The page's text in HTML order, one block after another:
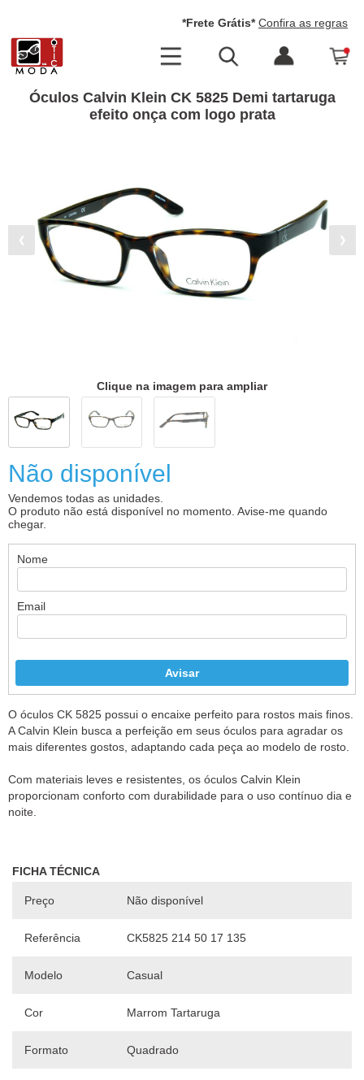
*Frete Grátis* Confira as regras
Óculos Calvin Klein CK 5825 Demi tartaruga
efeito onça com logo prata
❮ ❯
Clique na imagem para ampliar
Não disponível
Vendemos todas as unidades.
O produto não está disponível no momento. Avise-me quando
chegar.
Nome
Email
O óculos CK 5825 possui o encaixe perfeito para rostos mais finos.
A Calvin Klein busca a perfeição em seus óculos para agradar os
mais diferentes gostos, adaptando cada peça ao modelo de rosto.
Com materiais leves e resistentes, os óculos Calvin Klein
proporcionam conforto com durabilidade para o uso contínuo dia e
FICHA TÉCNICA
Preço Não disponível
Referência CK5825 214 50 17 135
Modelo Casual
Cor Marrom Tartaruga
Formato Quadrado